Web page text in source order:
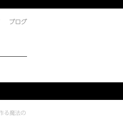
ブログ
る魔法の